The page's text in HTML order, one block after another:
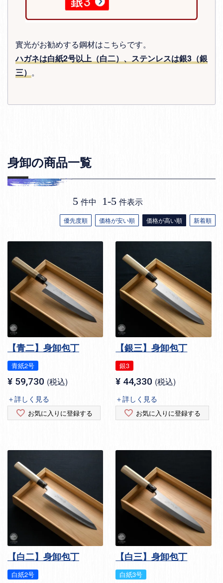
實光がお勧めする鋼材はこちらです。
ハガネは白紙2号以上（白二）、ステンレスは銀3（銀
三） 。
身卸の商品一覧
優先度順 価格が安い順 価格が高い順 新着順
5 件中 1-5 件表示
【青二】身卸包丁
青紙2号
¥ 59,730 税込
＋詳しく見る
お気に入りに登録する
【銀三】身卸包丁
銀3
¥ 44,330 税込
＋詳しく見る
お気に入りに登録する
【白二】身卸包丁
白紙2号
【白三】身卸包丁
白紙3号